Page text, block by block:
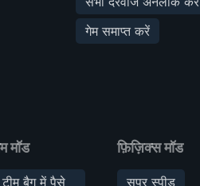
गेम समाप्त करें
मॉड
टीम बैग में पैसे
फ़िज़िक्स मॉड
सुपर स्पीड